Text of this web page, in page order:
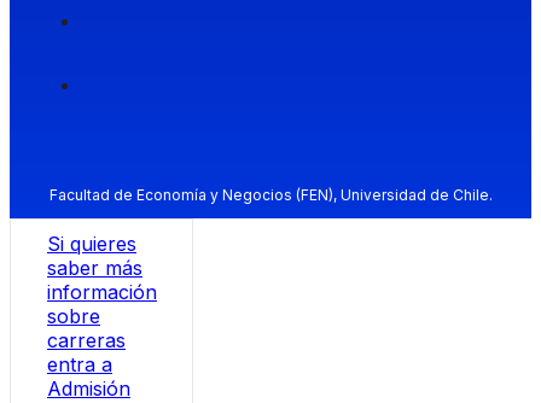
Facultad de Economía y Negocios (FEN), Universidad de Chile.
Si quieres
saber más
información
sobre
carreras
entra a
Admisión